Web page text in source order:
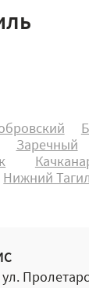
Заречный
Нижний Тагил